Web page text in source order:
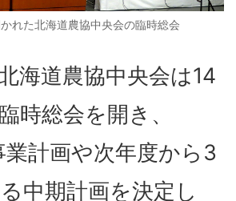
れた北海道農協中央会の臨時総会
海道農協中央会は14
時総会を開き、
計画や次年度から3
中期計画を決定し